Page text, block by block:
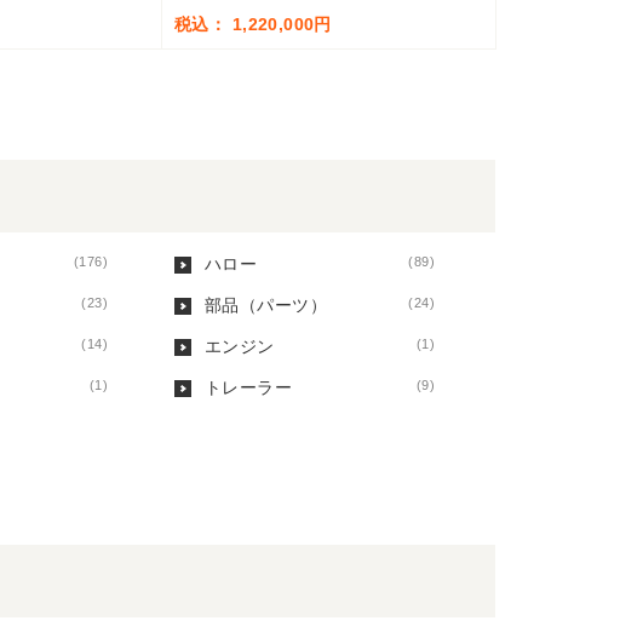
税込： 1,220,000円
(176) ハロー (89)
(23) 部品（パーツ） (24)
(14) エンジン (1)
(1) トレーラー (9)